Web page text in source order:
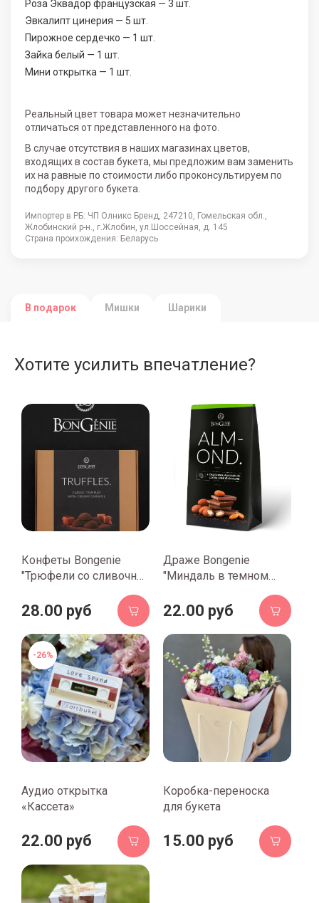
Роза Эквадор французская — 3 шт.
Эвкалипт цинерия — 5 шт.
Пирожное сердечко — 1 шт.
Зайка белый — 1 шт.
Мини открытка — 1 шт.
Реальный цвет товара может незначительно
отличаться от представленного на фото.
В случае отсутствия в наших магазинах цветов,
входящих в состав букета, мы предложим вам заменить
их на равные по стоимости либо проконсультируем по
подбору другого букета.
Импортер в РБ: ЧП Олникс Бренд, 247210, Гомельская обл.,
Жлобинский р-н., г.Жлобин, ул.Шоссейная, д. 145
Страна проихождения: Беларусь
В подарок Мишки Шарики
Хотите усилить впечатление?
Конфеты Bongenie
"Трюфели со сливочно-
кремовой карамелью",
120 гр.
28.00 руб
Драже Bongenie
"Миндаль в темном
шоколаде и какао", 100
гр.
22.00 руб
-26%
Аудио открытка
«Кассета»
22.00 руб
Коробка-переноска
для букета
15.00 руб